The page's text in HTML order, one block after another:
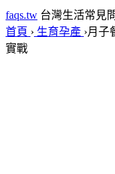
faqs.tw 台灣生活常見
首頁 › 生育孕產 ›月子
實戰